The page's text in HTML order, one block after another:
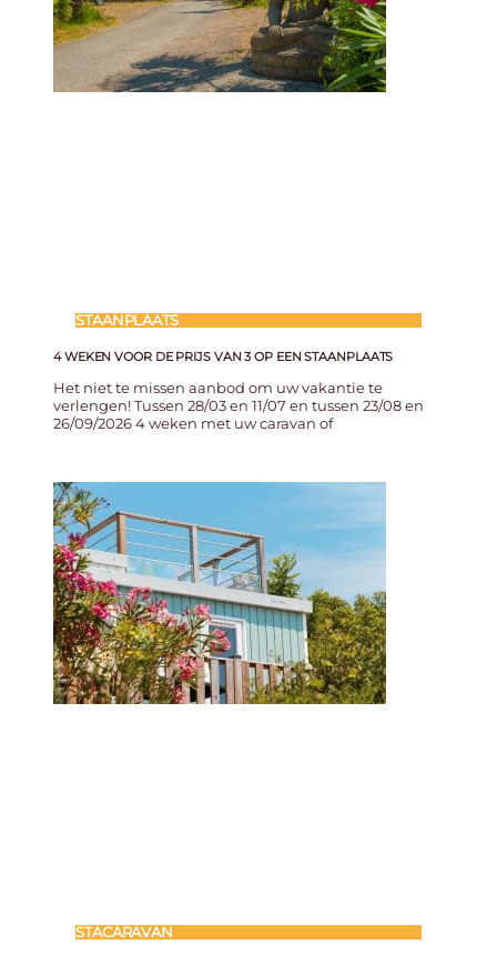
STAANPLAATS
4 WEKEN VOOR DE PRIJS VAN 3 OP EEN STAANPLAATS
Het niet te missen aanbod om uw vakantie te
verlengen! Tussen 28/03 en 11/07 en tussen 23/08 en
26/09/2026 4 weken met uw caravan of
STACARAVAN